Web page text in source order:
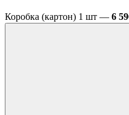
Коробка (картон) 1 шт — 6